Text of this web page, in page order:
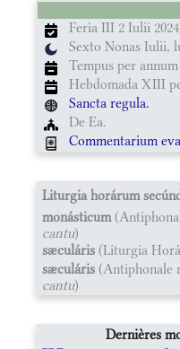
Feria III 2 Iulii 2024
Sexto Nonas Iulii,
Tempus per annum
Hebdomada XIII
Sancta regula.
De Ea.
Commentarium
Liturgia horárum
monásticum
cantu)
sæculáris (Liturgia
sæculáris (Antiphonale
cantu)
Dernières